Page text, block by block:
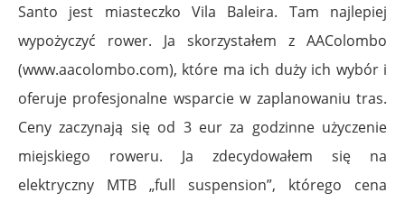
Santo jest miasteczko Vila Baleira. Tam najlepiej
wypożyczyć rower. Ja skorzystałem z AAColombo
(www.aacolombo.com), które ma ich duży ich wybór i
oferuje profesjonalne wsparcie w zaplanowaniu tras.
Ceny zaczynają się od 3 eur za godzinne użyczenie
miejskiego roweru. Ja zdecydowałem się na
elektryczny MTB „full suspension”, którego cena